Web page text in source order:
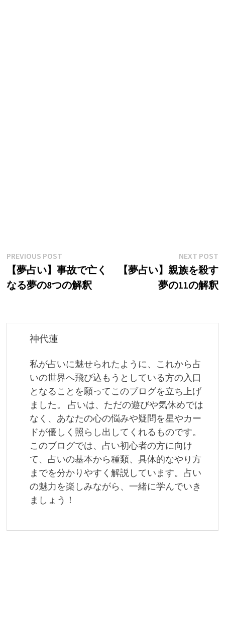
投
稿
ナ
PREVIOUS POSTPrevious
post:
【夢占い】事故で亡く
なる夢の8つの解釈
NEXT POST
【夢占い】親族を殺す
夢の11の解釈
神代蓮
私が占いに魅せられたように、これから占
いの世界へ飛び込もうとしている方の入口
となることを願ってこのブログを立ち上げ
ました。 占いは、ただの遊びや気休めでは
なく、あなたの心の悩みや疑問を星やカー
ドが優しく照らし出してくれるものです。
このブログでは、占い初心者の方に向け
て、占いの基本から種類、具体的なやり方
までを分かりやすく解説しています。占い
の魅力を楽しみながら、一緒に学んでいき
ましょう！